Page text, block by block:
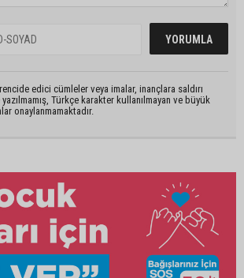
edici cümleler veya imalar, inançlara saldırı
Türkçe karakter kullanılmayan ve büyük
onaylanmamaktadır.